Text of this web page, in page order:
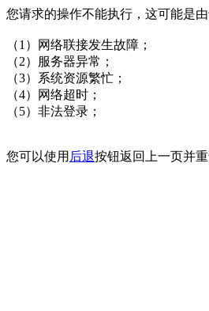
您请求的操作不能执行，这可能是
（1）网络联接发生故障；
（2）服务器异常；
（3）系统资源繁忙；
（4）网络超时；
（5）非法登录；
您可以使用 后退按钮返回上一页并